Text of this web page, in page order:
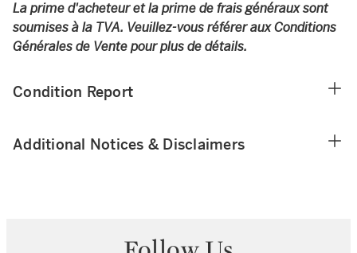
La prime d'acheteur et la prime de frais généraux sont
soumises à la TVA. Veuillez-vous référer aux Conditions
Générales de Vente pour plus de détails.
Condition Report
Additional Notices & Disclaimers